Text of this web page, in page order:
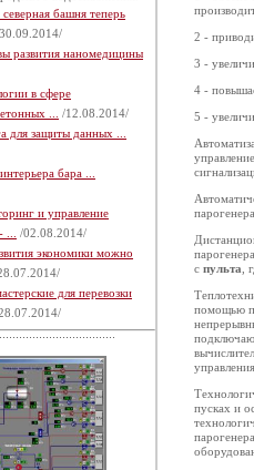
башня теперь
развития наномедицины
в сфере
...
/12.08.2014/
для защиты данных ...
бара ...
и управление
/02.08.2014/
экономики можно
для перевозки
2 -
3 -
4 -
5 -
с пульта ,
помощью
пусках и